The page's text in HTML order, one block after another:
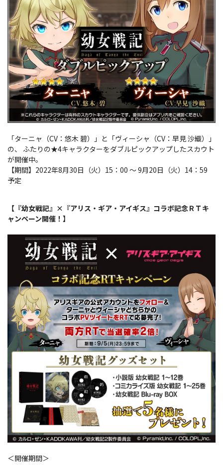
「ターニャ（CV：悠木 碧）」と「ヴィーシャ（CV：早見 沙織）」
の、 ふたりの★4キャラクターをダブルピックアップしたスカウト
が開催中。
【期間】2022年8月30日（火）15：00 ～ 9月20日（火）14：59
予定
【『幼女戦記』×『アリス・ギア・アイギス』コラボ記念ＲＴキ
ャンペーン開催！】
＜開催期間＞